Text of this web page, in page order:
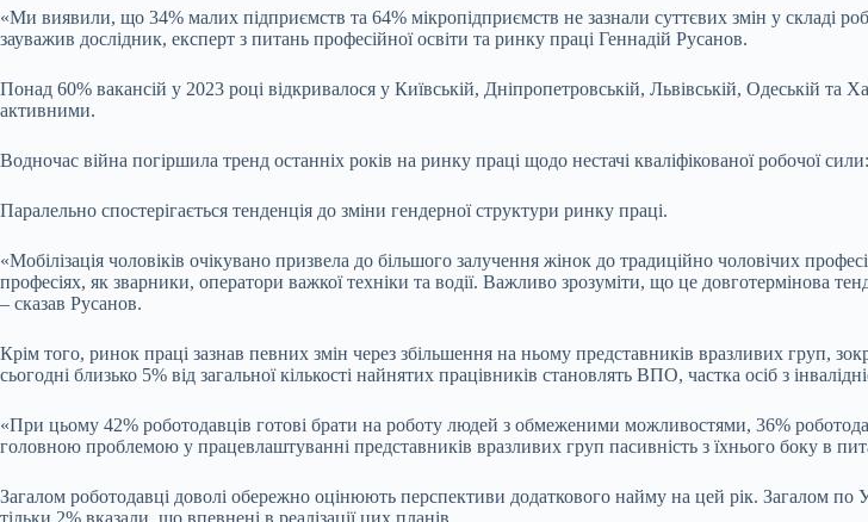
«Ми виявили, що 34% малих підприємств та 64% мікропідприємств не зазнали суттєвих змін у складі
зауважив дослідник, експерт з питань професійної освіти та ринку праці Геннадій Русанов.
Понад 60% вакансій у 2023 році відкривалося у Київській, Дніпропетровській, Львівській, Одеській та
активними.
Водночас війна погіршила тренд останніх років на ринку праці щодо нестачі кваліфікованої робочої
Паралельно спостерігається тенденція до зміни гендерної структури ринку праці.
«Мобілізація чоловіків очікувано призвела до більшого залучення жінок до традиційно чоловічих
професіях, як зварники, оператори важкої техніки та водії. Важливо зрозуміти, що це довготермінова
– сказав Русанов.
Крім того, ринок праці зазнав певних змін через збільшення на ньому представників вразливих груп,
сьогодні близько 5% від загальної кількості найнятих працівників становлять ВПО, частка осіб з
«При цьому 42% роботодавців готові брати на роботу людей з обмеженими можливостями, 36%
головною проблемою у працевлаштуванні представників вразливих груп пасивність з їхнього боку в
Загалом роботодавці доволі обережно оцінюють перспективи додаткового найму на цей рік. Загалом по
тільки 2% вказали, що впевнені в реалізації цих планів.